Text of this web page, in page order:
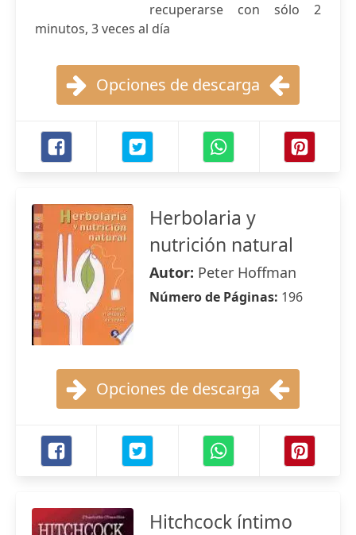
recuperarse con sólo 2
minutos, 3 veces al día
Opciones de descarga
Herbolaria y
nutrición natural
Autor: Peter Hoffman
Número de Páginas: 196
Opciones de descarga
Hitchcock íntimo